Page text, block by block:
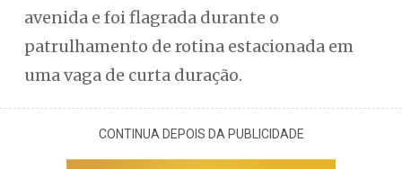
avenida e foi flagrada durante o
patrulhamento de rotina estacionada em
uma vaga de curta duração.
CONTINUA DEPOIS DA PUBLICIDADE